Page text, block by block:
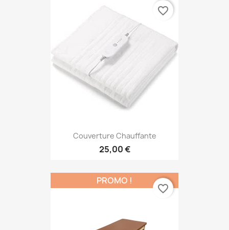
Couverture Chauffante
25,00 €
favorite_border
PROMO !
favorite_border